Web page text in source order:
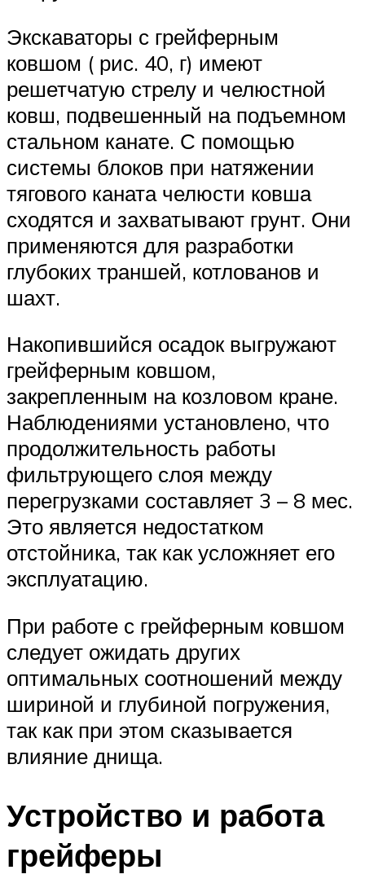
Экскаваторы с грейферным
ковшом ( рис. 40, г) имеют
решетчатую стрелу и челюстной
ковш, подвешенный на подъемном
стальном канате. С помощью
системы блоков при натяжении
тягового каната челюсти ковша
сходятся и захватывают грунт. Они
применяются для разработки
глубоких траншей, котлованов и
шахт.
Накопившийся осадок выгружают
грейферным ковшом,
закрепленным на козловом кране.
Наблюдениями установлено, что
продолжительность работы
фильтрующего слоя между
перегрузками составляет 3 – 8 мес.
Это является недостатком
отстойника, так как усложняет его
эксплуатацию.
При работе с грейферным ковшом
следует ожидать других
оптимальных соотношений между
шириной и глубиной погружения,
так как при этом сказывается
влияние днища.
Устройство и работа
грейферы